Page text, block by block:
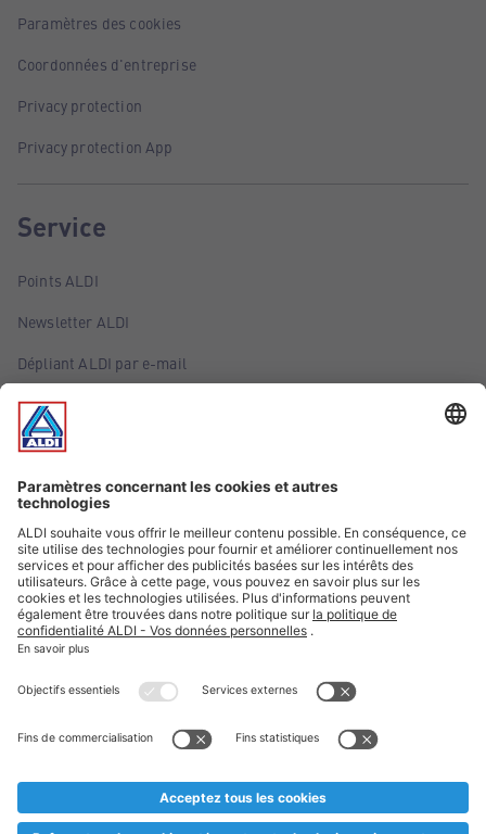
Paramètres des cookies
Coordonnées d'entreprise
Privacy protection
Privacy protection App
Service
Points ALDI
Newsletter ALDI
Dépliant ALDI par e-mail
Offres
Infos essentielles
Suivez ALDI Belgique
Textes marqués d'un astérisque et mentions légales
* Nous vendons ces articles temporairement et jusqu'à
au cas où, malgré le planning bien étudié, nous serions
prématurément en rupture de stock. Prix Recupel et TVA incl.
** Sur ce site, l’utilisation de la forme masculine a été adoptée